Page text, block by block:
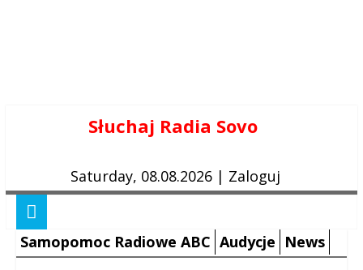
Słuchaj Radia Sovo
Saturday, 08.08.2026 | Zaloguj
Samopomoc Radiowe ABC Audycje News